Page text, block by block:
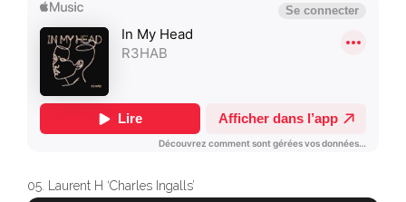
05. Laurent H ‘Charles Ingalls’